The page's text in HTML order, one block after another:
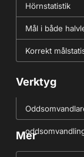
Hörnstatistik
Mål i både
Korrekt
Verktyg
Mer